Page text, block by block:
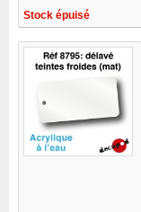
Stock épuisé